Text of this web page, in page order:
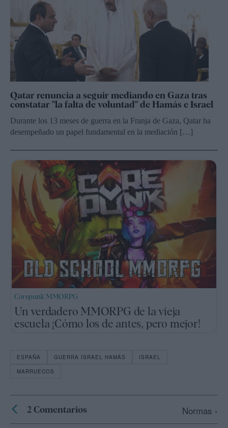
Qatar renuncia a seguir mediando en Gaza tras
constatar "la falta de voluntad" de Hamás e Israel
Durante los 13 meses de guerra en la Franja de Gaza, Qatar ha
desempeñado un papel fundamental en la mediación […]
Corepunk MMORPG
Un verdadero MMORPG de la vieja
escuela ¡Cómo los de antes, pero mejor!
ESPAÑA GUERRA ISRAEL HAMÁS
ISRAEL
MARRUECOS
2 Comentarios Normas ›